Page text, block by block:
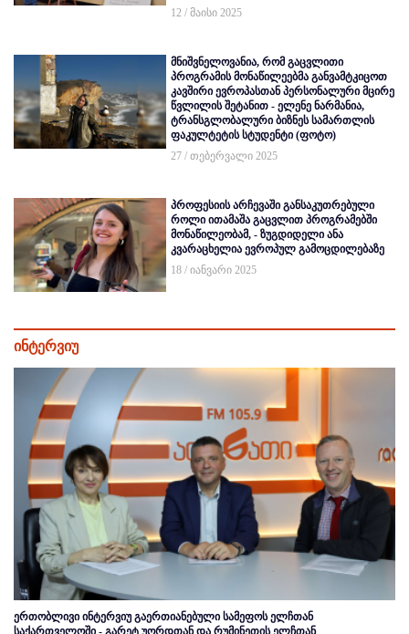
12 / მაისი 2025
მნიშვნელოვანია, რომ გაცვლითი
პროგრამის მონაწილეებმა განვამტკიცოთ
კავშირი ევროპასთან პერსონალური მცირე
წვლილის შეტანით - ელენე ნარმანია,
ტრანსგლობალური ბიზნეს სამართლის
ფაკულტეტის სტუდენტი (ფოტო)
27 / თებერვალი 2025
პროფესიის არჩევაში განსაკუთრებული
როლი ითამაშა გაცვლით პროგრამებში
მონაწილეობამ, - ზუგდიდელი ანა
კვარაცხელია ევროპულ გამოცდილებაზე
18 / იანვარი 2025
ინტერვიუ
ერთობლივი ინტერვიუ გაერთიანებული სამეფოს ელჩთან
საქართველოში - გარეტ უორდთან და რუმინეთის ელჩთან